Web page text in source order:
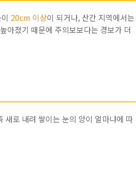
20cm 이상이 되거나, 산간 지역에서는
아졌기 때문에 주의보보다는 경보가 더
새로 내려 쌓이는 눈의 양이 얼마냐에 따